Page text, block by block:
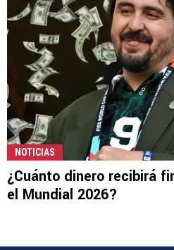
NOTICIAS
¿Cuánto dinero recibirá
el Mundial 2026?